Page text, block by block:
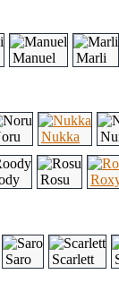
Manuel Marli
Nukka
Rosu
Saro Scarlett